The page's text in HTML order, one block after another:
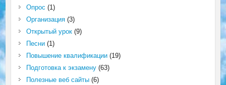
Опрос (1)
Организация(3)
Открытый урок(9)
Песни(1)
Повышение квалификации(19)
Подготовка к экзамену(63)
Полезные веб сайты(6)